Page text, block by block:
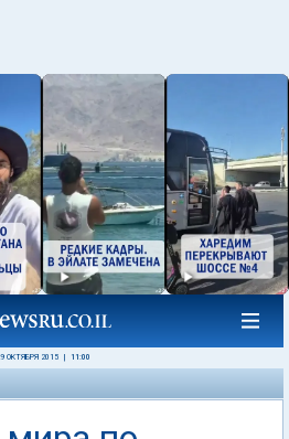
ОКТЯБРЯ 2015 11:00